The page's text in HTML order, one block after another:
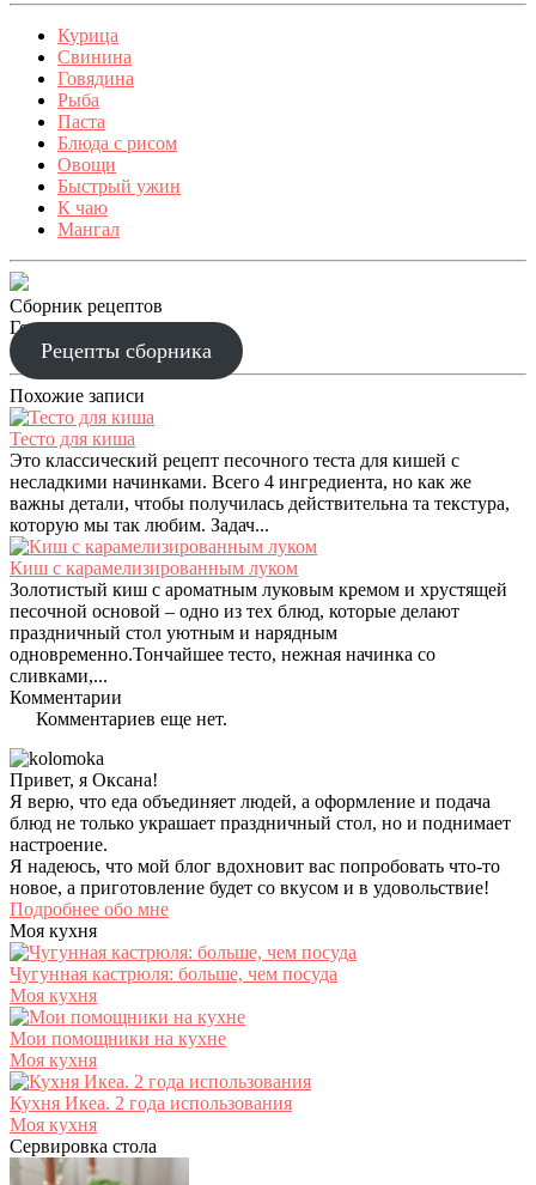
Курица
Свинина
Говядина
Рыба
Паста
Блюда с рисом
Овощи
Быстрый ужин
К чаю
Мангал
Сборник рецептов
Готовим праздник
Рецепты сборника
Похожие записи
Тесто для киша
Это классический рецепт песочного теста для кишей с
несладкими начинками. Всего 4 ингредиента, но как же
важны детали, чтобы получилась действительна та текстура,
которую мы так любим. Задач...
Киш с карамелизированным луком
Золотистый киш с ароматным луковым кремом и хрустящей
песочной основой – одно из тех блюд, которые делают
праздничный стол уютным и нарядным
одновременно.Тончайшее тесто, нежная начинка со
сливками,...
Комментарии
Комментариев еще нет.
Привет, я Оксана!
Я верю, что еда объединяет людей, а оформление и подача
блюд не только украшает праздничный стол, но и поднимает
настроение.
Я надеюсь, что мой блог вдохновит вас попробовать что-то
новое, а приготовление будет со вкусом и в удовольствие!
Подробнее обо мне
Моя кухня
Чугунная кастрюля: больше, чем посуда
Моя кухня
Мои помощники на кухне
Моя кухня
Кухня Икеа. 2 года использования
Моя кухня
Сервировка стола